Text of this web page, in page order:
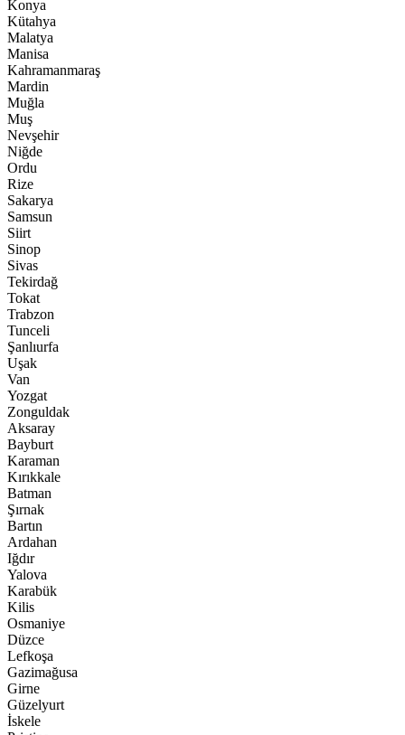
Konya
Kütahya
Malatya
Manisa
Kahramanmaraş
Mardin
Muğla
Muş
Nevşehir
Niğde
Ordu
Rize
Sakarya
Samsun
Siirt
Sinop
Sivas
Tekirdağ
Tokat
Trabzon
Tunceli
Şanlıurfa
Uşak
Van
Yozgat
Zonguldak
Aksaray
Bayburt
Karaman
Kırıkkale
Batman
Şırnak
Bartın
Ardahan
Iğdır
Yalova
Karabük
Kilis
Osmaniye
Düzce
Lefkoşa
Gazimağusa
Girne
Güzelyurt
İskele